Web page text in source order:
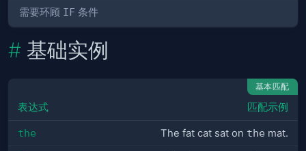
需要环顾 IF 条件
基础实例
基本匹配
表达式 匹配示例
the The fat cat sat on the mat.